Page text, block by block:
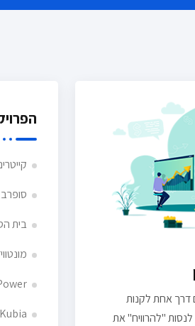
דרך אחת לקנות
"להרוויח" את
בית
Kubia מידול בתלת מימד